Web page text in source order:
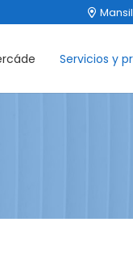
Servicios y